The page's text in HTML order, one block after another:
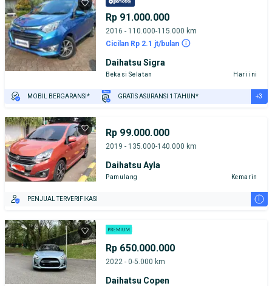
Rp 91.000.000
2016 - 110.000-115.000 km
Cicilan Rp 2.1 jt/bulan
Daihatsu Sigra
Bekasi Selatan Hari ini
MOBIL BERGARANSI* GRATIS ASURANSI 1 TAHUN*
PENJUAL TERVERIFIKASI
+3
Rp 99.000.000
2019 - 135.000-140.000 km
Daihatsu Ayla
Pamulang Kemarin
PENJUAL TERVERIFIKASI i
Rp 650.000.000
2022 - 0-5.000 km
Daihatsu Copen